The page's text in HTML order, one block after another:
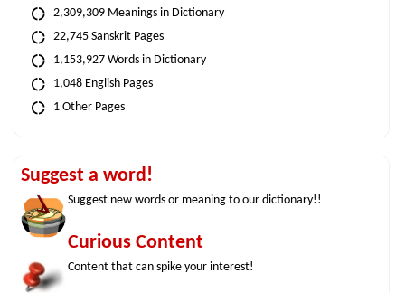
2,309,309 Meanings in Dictionary
22,745 Sanskrit Pages
1,153,927 Words in Dictionary
1,048 English Pages
1 Other Pages
Suggest a word!
Suggest new words or meaning to our dictionary!!
Curious Content
Content that can spike your interest!